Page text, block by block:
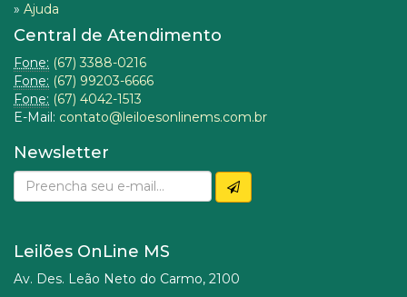
» Ajuda
Central de Atendimento
Fone: (67) 3388-0216
Fone: (67) 99203-6666
Fone: (67) 4042-1513
E-Mail: contato@leiloesonlinems.com.br
Newsletter
Leilões OnLine MS
Av. Des. Leão Neto do Carmo, 2100